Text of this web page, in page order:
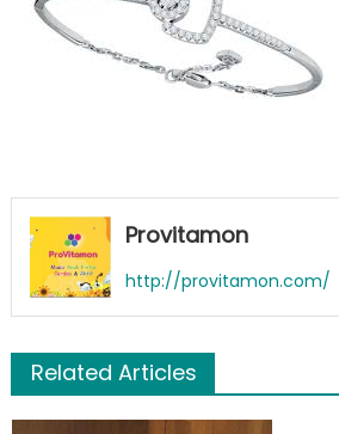
Provitamon
http://provitamon.com/
Related Articles